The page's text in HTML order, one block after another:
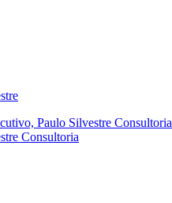
Paulo Silvestre Consultoria
Consultoria